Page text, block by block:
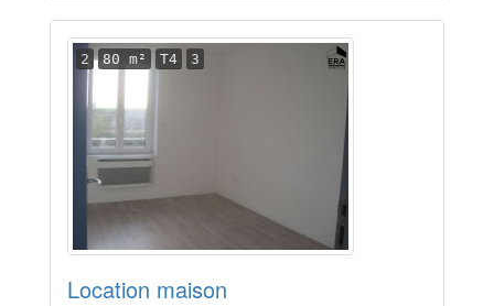
2 80 m² T4 3
Location maison